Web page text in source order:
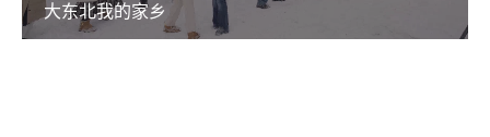
大东北我的家乡